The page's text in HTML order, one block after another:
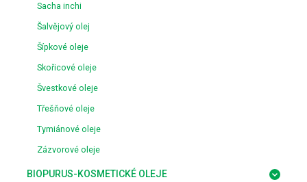
Sacha inchi
Šalvějový olej
Šípkové oleje
Skořicové oleje
Švestkové oleje
Třešňové oleje
Tymiánové oleje
Zázvorové oleje
BIOPURUS-KOSMETICKÉ OLEJE